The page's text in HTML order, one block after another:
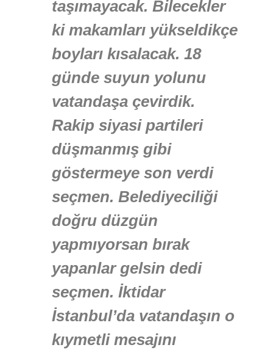
taşımayacak. Bilecekler
ki makamları yükseldikçe
boyları kısalacak. 18
günde suyun yolunu
vatandaşa çevirdik.
Rakip siyasi partileri
düşmanmış gibi
göstermeye son verdi
seçmen. Belediyeciliği
doğru düzgün
yapmıyorsan bırak
yapanlar gelsin dedi
seçmen. İktidar
İstanbul’da vatandaşın o
kıymetli mesajını